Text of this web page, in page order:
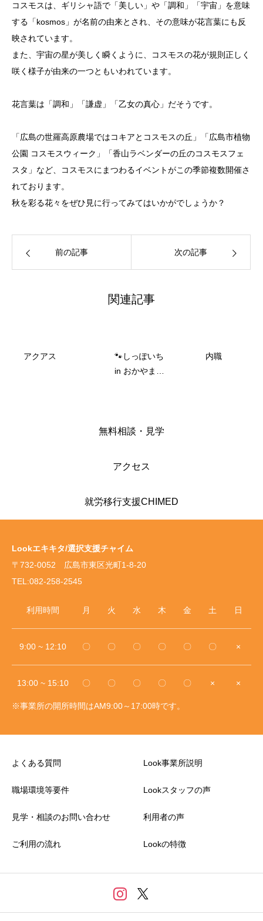
コスモスは、ギリシャ語で「美しい」や「調和」「宇宙」を意味
する「kosmos」が名前の由来とされ、その意味が花言葉にも反
映されています。
また、宇宙の星が美しく瞬くように、コスモスの花が規則正しく
咲く様子が由来の一つともいわれています。
花言葉は「調和」「謙虚」「乙女の真心」だそうです。
「広島の世羅高原農場ではコキアとコスモスの丘」「広島市植物
公園 コスモスウィーク」「香山ラベンダーの丘のコスモスフェ
スタ」など、コスモスにまつわるイベントがこの季節複数開催さ
れております。
秋を彩る花々をぜひ見に行ってみてはいかがでしょうか？
前の記事 次の記事
関連記事
アクアス
🐾しっぽいち
in おかやまフ
ました！
内職
無料相談・見学
アクセス
就労移行支援CHIMED
Lookエキキタ/選択支援チャイム
〒732-0052 広島市東区光町1-8-20
TEL:082-258-2545
利用時間 月 火 水 木 金 土 日
9:00 ~ 12:10 〇 〇 〇 〇 〇 〇 ×
13:00 ~ 15:10 〇 〇 〇 〇 〇 × ×
※事業所の開所時間はAM9:00～17:00時です。
よくある質問
職場環境等要件
見学・相談のお問い合わせ
ご利用の流れ
Look事業所説明
Lookスタッフの声
利用者の声
Lookの特徴